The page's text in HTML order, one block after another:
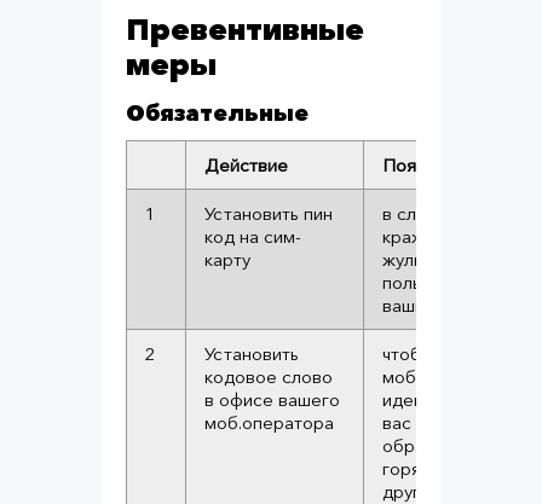
Превентивные
меры
Обязательные
Действие Пояснение
1
Установить пин
код на сим-
карту
в случае утери/
кражи смартфона
жулик не сможет
пользоваться
вашим номером
2
Установить
кодовое слово
в офисе вашего
моб.оператора
чтобы
моб.оператор мог
идентифицировать
вас при
обращении на
горячую линию с
другого номера